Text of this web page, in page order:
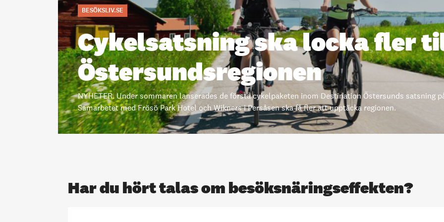
BESÖKSLIV.SE
Cykelsatsning ska locka fler
Östersundsregionen
NYHETER. Under sommaren lanserades de första cykelpaketen inom Destination Östersunds satsning
Samarbetet med Frösö Park Hotel och Wikners i Persåsen ska få fler att upptäcka regionen.
Har du hört talas om besöksnäringseffekten?